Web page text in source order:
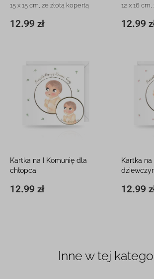
15 x 15 cm, ze złotą kopertą
12.99 zł
15 x 15 cm
12 x 16
12.99
11,8 x 16,3
Kartka na I Komunię dla
chłopca
12.99 zł
15 x 15 cm
Kartka
12.99
15 x 15 cm
Inne w tej